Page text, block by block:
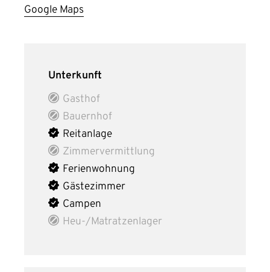
Google Maps
Unterkunft
Gasthof
Bauernhof
Reitanlage
Zimmervermittlung
Ferienwohnung
Gästezimmer
Campen
Heu-/Matratzenlager